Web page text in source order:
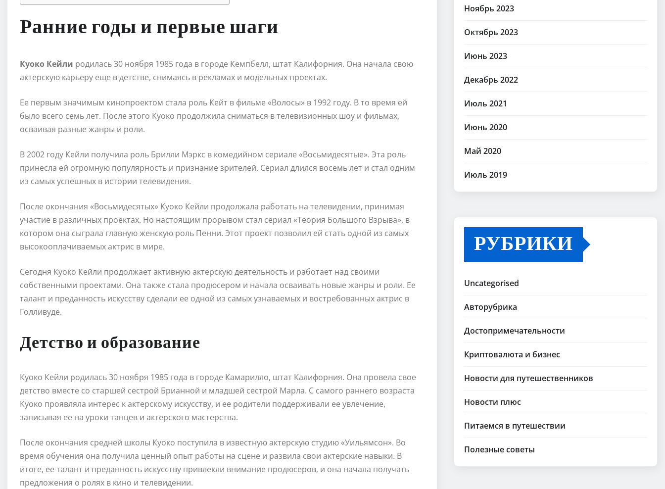
Ранние годы и первые шаги
Куоко Кейли родилась 30 ноября 1985 года в городе Кемпбелл, штат Калифорния. Она начала свою
актерскую карьеру еще в детстве, снимаясь в рекламах и модельных проектах.
Ее первым значимым кинопроектом стала роль Кейт в фильме «Волосы» в 1992 году. В то время ей
было всего семь лет. После этого Куоко продолжила сниматься в телевизионных шоу и фильмах,
осваивая разные жанры и роли.
В 2002 году Кейли получила роль Брилли Мэркс в комедийном сериале «Восьмидесятые». Эта роль
принесла ей огромную популярность и признание зрителей. Сериал длился восемь лет и стал одним
из самых успешных в истории телевидения.
После окончания «Восьмидесятых» Куоко Кейли продолжала работать на телевидении, принимая
участие в различных проектах. Но настоящим прорывом стал сериал «Теория Большого Взрыва», в
котором она сыграла главную женскую роль Пенни. Этот проект позволил ей стать одной из самых
высокооплачиваемых актрис в мире.
Сегодня Куоко Кейли продолжает активную актерскую деятельность и работает над своими
собственными проектами. Она также стала продюсером и начала осваивать новые жанры и роли. Ее
талант и преданность искусству сделали ее одной из самых узнаваемых и востребованных актрис в
Голливуде.
Детство и образование
Куоко Кейли родилась 30 ноября 1985 года в городе Камарилло, штат Калифорния. Она провела свое
детство вместе со старшей сестрой Брианной и младшей сестрой Марла. С самого раннего возраста
Куоко проявляла интерес к актерскому искусству, и ее родители поддерживали ее увлечение,
записывая ее на уроки танцев и актерского мастерства.
После окончания средней школы Куоко поступила в известную актерскую студию «Уильямсон». Во
время обучения она получила ценный опыт работы на сцене и развила свои актерские навыки. В
итоге, ее талант и преданность искусству привлекли внимание продюсеров, и она начала получать
предложения о ролях в кино и телевидении.
Ноябрь 2023
Октябрь 2023
Июнь 2023
Декабрь 2022
Июль 2021
Июнь 2020
Май 2020
Июль 2019
РУБРИКИ
Uncategorised
Авторубрика
Достопримечательности
Криптовалюта и бизнес
Новости для путешественников
Новости плюс
Питаемся в путешествии
Полезные советы